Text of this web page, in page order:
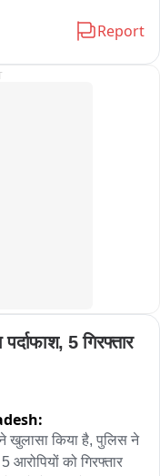
येत आहे..
खचल्यामुळे हा मार्ग
Report
5 गिरफ्तार
खुलासा किया है, पुलिस ने
को गिरफ्तार